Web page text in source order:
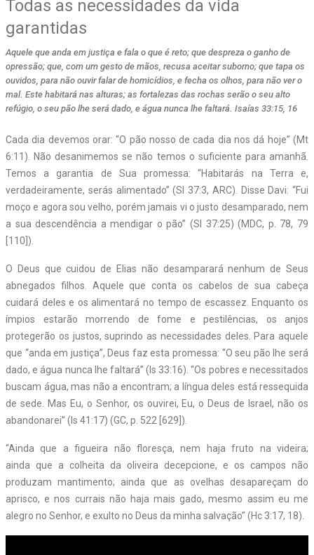
Todas as necessidades da vida
garantidas
Aquele que anda em justiça e fala o que é reto; que despreza o ganho de
opressão; que, com um gesto de mãos, recusa aceitar suborno; que tapa os
ouvidos, para não ouvir falar de homicídios, e fecha os olhos, para não ver o
mal. Este habitará nas alturas; as fortalezas das rochas serão o seu alto
refúgio, o seu pão lhe será dado, e água nunca lhe faltará. Isaías 33:15, 16
Cada dia devemos orar: “O pão nosso de cada dia nos dá hoje” (Mt
6:11). Não desanimemos se não temos o suficiente para amanhã.
Temos a garantia de Sua promessa: “Habitarás na Terra e,
verdadeiramente, serás alimentado” (Sl 37:3, ARC). Disse Davi: “Fui
moço e agora sou velho, porém jamais vi o justo desamparado, nem
a sua descendência a mendigar o pão” (Sl 37:25) (MDC, p. 78, 79
[110]).
O Deus que cuidou de Elias não desamparará nenhum de Seus
abnegados filhos. Aquele que conta os cabelos de sua cabeça
cuidará deles e os alimentará no tempo de escassez. Enquanto os
ímpios estarão morrendo de fome e pestilências, os anjos
protegerão os justos, suprindo as necessidades deles. Para aquele
que “anda em justiça”, Deus faz esta promessa: “O seu pão lhe será
dado, e água nunca lhe faltará” (Is 33:16). “Os pobres e necessitados
buscam água, mas não a encontram; a língua deles está ressequida
de sede. Mas Eu, o Senhor, os ouvirei, Eu, o Deus de Israel, não os
abandonarei” (Is 41:17) (GC, p. 522 [629]).
“Ainda que a figueira não floresça, nem haja fruto na videira;
ainda que a colheita da oliveira decepcione, e os campos não
produzam mantimento; ainda que as ovelhas desapareçam do
aprisco, e nos currais não haja mais gado, mesmo assim eu me
alegro no Senhor, e exulto no Deus da minha salvação” (Hc 3:17, 18).